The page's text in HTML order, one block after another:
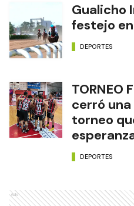
Gualicho
festejo
DEPORTES
TORNEO
cerró
torneo
DEPORTES
Ads